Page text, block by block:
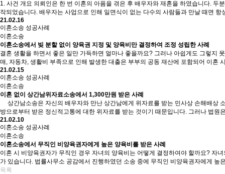
1. 사건 개요 의뢰인은 한 번 이혼의 아픔을 겪은 후 배우자와 재혼을 하였습니다.
작되었습니다. 배우자는 사업으로 인해 일면식이 없는 다수의 사람들과 만날 때면
21.02.16
이혼소송 성공사례
이혼소송
이혼소송에서 빚 분할 없이 양육권 지정 및 양육비만 결정하여 조정 성립한 사례
결혼 생활을 하면서 좋은 일만 가득하면 얼마나 좋을까요? 그러나 아쉽게도 그렇지
매, 자동차, 생활비 부족으로 인해 발생한 대출은 부부의 공동 재산에 포함되어 이
21.02.15
이혼소송 성공사례
이혼소송
이혼 없이 상간남위자료소송에서 1,300만원 받은 사례
상간남소송은 자신의 배우자와 만난 상간남에게 위자료를 받는 민사상 손해배상
방으로부터 받은 정신적고통에 대한 위자료를 받는 것이기 때문입니다. 그러나 법
21.02.10
이혼소송 성공사례
이혼소송
이혼소송에서 무직인 비양육권자에게 높은 양육비를 받은 사례
이혼 시 비양육권자가 무직인 경우 자녀의 양육비는 어떻게 결정하여야 할까요? 자
가 있습니다. 법률사무소 공감에서 진행하였던 소송 중에 무직인 비양육권자에게
목록